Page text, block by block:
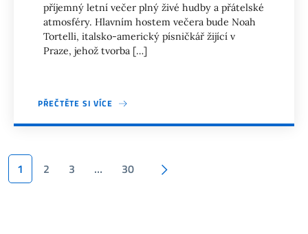
příjemný letní večer plný živé hudby a přátelské
atmosféry. Hlavním hostem večera bude Noah
Tortelli, italsko-americký písničkář žijící v
Praze, jehož tvorba […]
PŘEČTĚTE SI VÍCE
Stránkování
1 2 3 … 30